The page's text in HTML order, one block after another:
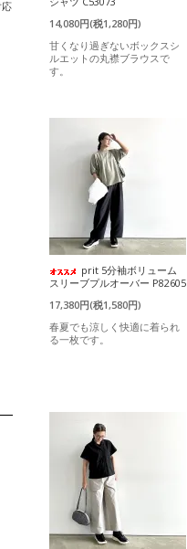
14,080円(税1,280円)
甘くなり過ぎないボックスシ
ルエットの丸襟ブラウスで
す。
prit 5分袖ボリューム
スリーブプルオーバー P82605
17,380円(税1,580円)
春夏でも涼しく快適に着られ
る一枚です。